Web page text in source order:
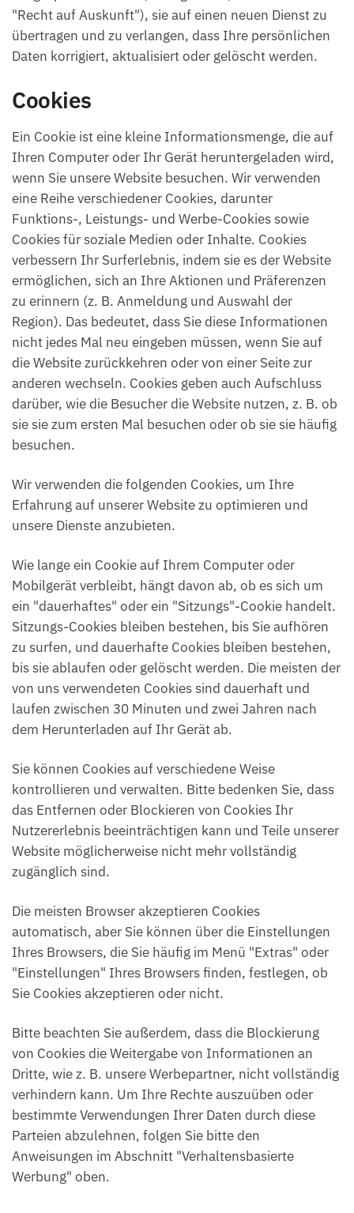
"Recht auf Auskunft"), sie auf einen neuen Dienst zu
übertragen und zu verlangen, dass Ihre persönlichen
Daten korrigiert, aktualisiert oder gelöscht werden.
Cookies
Ein Cookie ist eine kleine Informationsmenge, die auf
Ihren Computer oder Ihr Gerät heruntergeladen wird,
wenn Sie unsere Website besuchen. Wir verwenden
eine Reihe verschiedener Cookies, darunter
Funktions-, Leistungs- und Werbe-Cookies sowie
Cookies für soziale Medien oder Inhalte. Cookies
verbessern Ihr Surferlebnis, indem sie es der Website
ermöglichen, sich an Ihre Aktionen und Präferenzen
zu erinnern (z. B. Anmeldung und Auswahl der
Region). Das bedeutet, dass Sie diese Informationen
nicht jedes Mal neu eingeben müssen, wenn Sie auf
die Website zurückkehren oder von einer Seite zur
anderen wechseln. Cookies geben auch Aufschluss
darüber, wie die Besucher die Website nutzen, z. B. ob
sie sie zum ersten Mal besuchen oder ob sie sie häufig
besuchen.
Wir verwenden die folgenden Cookies, um Ihre
Erfahrung auf unserer Website zu optimieren und
unsere Dienste anzubieten.
Wie lange ein Cookie auf Ihrem Computer oder
Mobilgerät verbleibt, hängt davon ab, ob es sich um
ein "dauerhaftes" oder ein "Sitzungs"-Cookie handelt.
Sitzungs-Cookies bleiben bestehen, bis Sie aufhören
zu surfen, und dauerhafte Cookies bleiben bestehen,
bis sie ablaufen oder gelöscht werden. Die meisten der
von uns verwendeten Cookies sind dauerhaft und
laufen zwischen 30 Minuten und zwei Jahren nach
dem Herunterladen auf Ihr Gerät ab.
Sie können Cookies auf verschiedene Weise
kontrollieren und verwalten. Bitte bedenken Sie, dass
das Entfernen oder Blockieren von Cookies Ihr
Nutzererlebnis beeinträchtigen kann und Teile unserer
Website möglicherweise nicht mehr vollständig
zugänglich sind.
Die meisten Browser akzeptieren Cookies
automatisch, aber Sie können über die Einstellungen
Ihres Browsers, die Sie häufig im Menü "Extras" oder
"Einstellungen" Ihres Browsers finden, festlegen, ob
Sie Cookies akzeptieren oder nicht.
Bitte beachten Sie außerdem, dass die Blockierung
von Cookies die Weitergabe von Informationen an
Dritte, wie z. B. unsere Werbepartner, nicht vollständig
verhindern kann. Um Ihre Rechte auszuüben oder
bestimmte Verwendungen Ihrer Daten durch diese
Parteien abzulehnen, folgen Sie bitte den
Anweisungen im Abschnitt "Verhaltensbasierte
Werbung" oben.